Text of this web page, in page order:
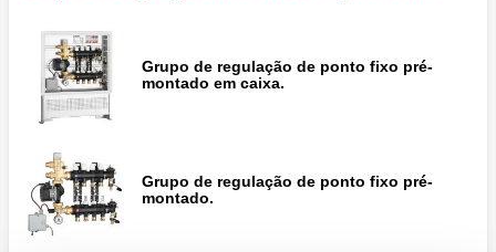
Bainha para sonda Pt1000, dimensão 1/2”
Sonda Pt1000, Ø6 mm.
Grupo de regulação de ponto fixo pré-
montado em caixa.
Grupo de regulação de ponto fixo pré-
montado.